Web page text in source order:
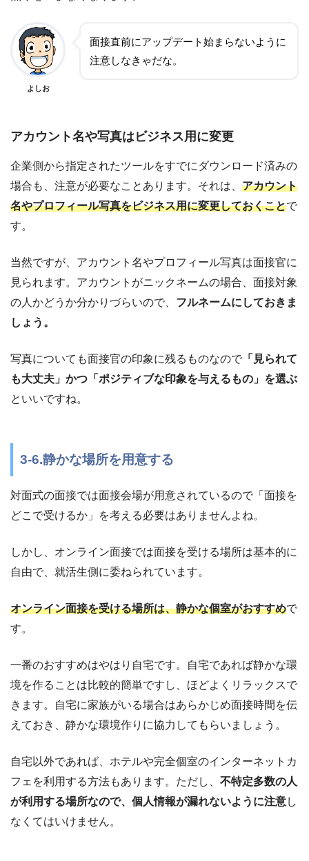
よしお
面接直前にアップデート始まらないように
注意しなきゃだな。
アカウント名や写真はビジネス用に変更
企業側から指定されたツールをすでにダウンロード済みの
場合も、注意が必要なことあります。それは、 アカウント
名やプロフィール写真をビジネス用に変更しておくことで
す。
当然ですが、アカウント名やプロフィール写真は面接官に
見られます。アカウントがニックネームの場合、面接対象
の人かどうか分かりづらいので、 フルネームにしておきま
しょう。
写真についても面接官の印象に残るものなので 「見られて
も大丈夫」かつ「ポジティブな印象を与えるもの」を選ぶ
といいですね。
3-6.静かな場所を用意する
対面式の面接では面接会場が用意されているので「面接を
どこで受けるか」を考える必要はありませんよね。
しかし、オンライン面接では面接を受ける場所は基本的に
自由で、就活生側に委ねられています。
オンライン面接を受ける場所は、静かな個室がおすすめで
す。
一番のおすすめはやはり自宅です。自宅であれば静かな環
境を作ることは比較的簡単ですし、ほどよくリラックスで
きます。自宅に家族がいる場合はあらかじめ面接時間を伝
えておき、静かな環境作りに協力してもらいましょう。
自宅以外であれば、ホテルや完全個室のインターネットカ
フェを利用する方法もあります。ただし、 不特定多数の人
が利用する場所なので、個人情報が漏れないように注意し
なくてはいけません。